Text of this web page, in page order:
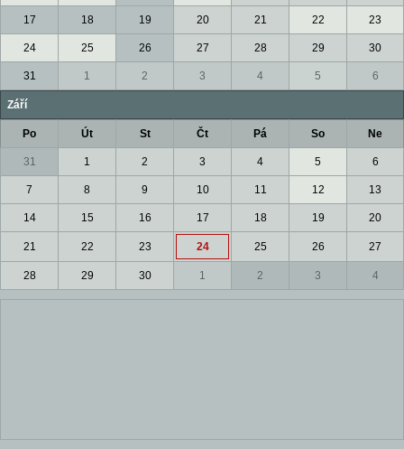
17 18 19 20 21 22 23
24 25 26 27 28 29 30
31 1 2 3 4 5 6
Září
Po Út St Čt Pá So Ne
31 1 2 3 4 5 6
7 8 9 10 11 12 13
14 15 16 17 18 19 20
21 22 23 24 25 26 27
28 29 30 1 2 3 4